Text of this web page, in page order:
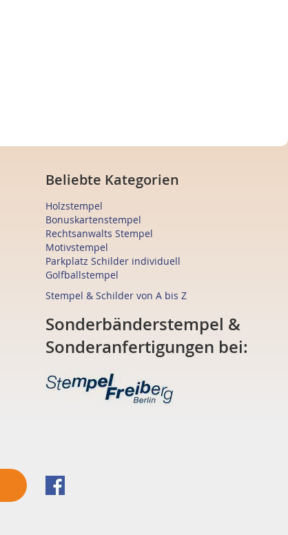
Beliebte Kategorien
Holzstempel
Bonuskartenstempel
Rechtsanwalts Stempel
Motivstempel
Parkplatz Schilder individuell
Golfballstempel
Stempel & Schilder von A bis Z
Sonderbänderstempel &
Sonderanfertigungen bei: